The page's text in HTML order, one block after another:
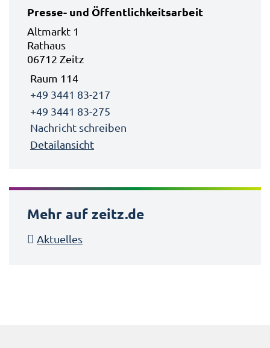
Presse- und Öffentlichkeitsarbeit
Altmarkt 1
Rathaus
06712 Zeitz
Raum 114
+49 3441 83-217
+49 3441 83-275
Nachricht schreiben
Detailansicht
Mehr auf zeitz.de
Aktuelles